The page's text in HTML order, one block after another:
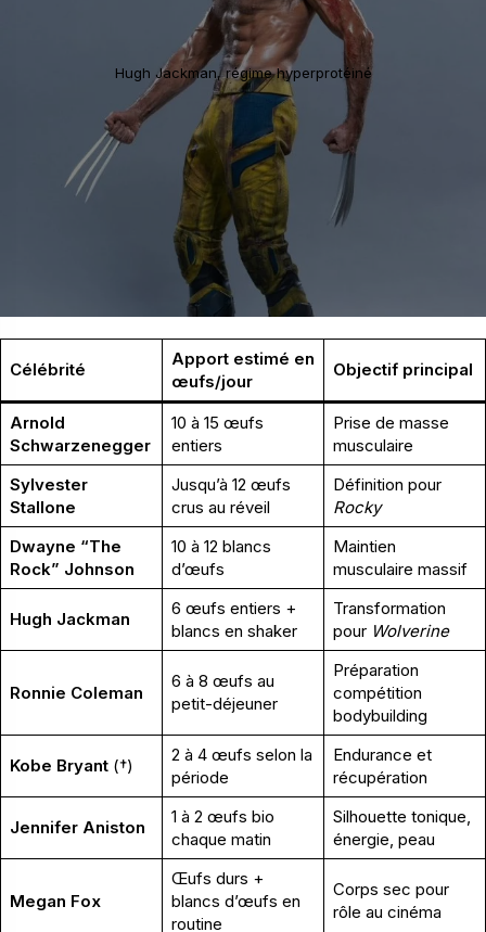
Hugh Jackman, régime hyperprotéiné
Célébrité
Apport estimé en
œufs/jour
Objectif principal
Arnold
Schwarzenegger
10 à 15 œufs
entiers
Prise de masse
musculaire
Sylvester
Stallone
Jusqu’à 12 œufs
crus au réveil
Définition pour
Rocky
Dwayne “The
Rock” Johnson
10 à 12 blancs
d’œufs
Maintien
musculaire massif
Hugh Jackman
6 œufs entiers +
blancs en shaker
Transformation
pour Wolverine
Ronnie Coleman
6 à 8 œufs au
petit-déjeuner
Préparation
compétition
bodybuilding
Kobe Bryant(†)
2 à 4 œufs selon la
période
Endurance et
récupération
Jennifer Aniston
1 à 2 œufs bio
chaque matin
Silhouette tonique,
énergie, peau
Megan Fox
Œufs durs +
blancs d’œufs en
routine
Corps sec pour
rôle au cinéma